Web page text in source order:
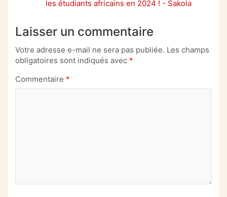
les étudiants africains en 2024 ! - Sakola
Laisser un commentaire
Votre adresse e-mail ne sera pas publiée. Les champs
obligatoires sont indiqués avec *
Commentaire *